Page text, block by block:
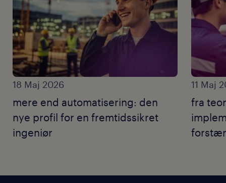
18 Maj 2026
mere end automatisering: den
nye profil for en fremtidssikret
ingeniør
11 Maj
fra